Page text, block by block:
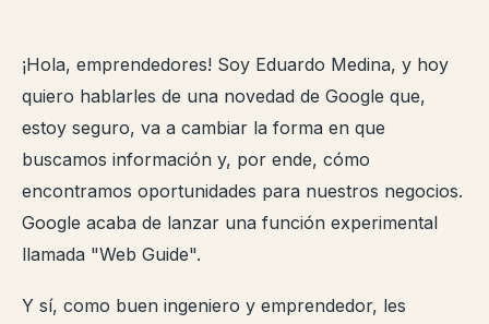
¡Hola, emprendedores! Soy Eduardo Medina, y hoy
quiero hablarles de una novedad de Google que,
estoy seguro, va a cambiar la forma en que
buscamos información y, por ende, cómo
encontramos oportunidades para nuestros negocios.
Google acaba de lanzar una función experimental
llamada "Web Guide".
Y sí, como buen ingeniero y emprendedor, les